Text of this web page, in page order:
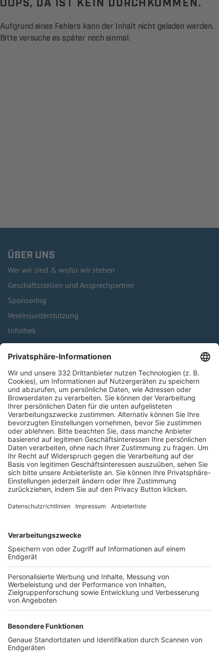
Aufgrund eines Fehlers kann der Inhalt nicht geladen werden.
Bitte versuche es später noch einmal.
ÜBER UNS
Wer wir sind & wofür wir stehen
Geschäftsstellen und Ansprechpartner
Sponsoring
Vereinsunterstützung
Infothek
Kontakt
HÄUFIG BESUCHTE SEITEN
Pässe und Vereinswechsel
Trainerausbildung
Schulungsangebot Vereinsmitarbeiter
BFV-Geschäftsstellen
Trainerbörse
Login SpielPlus
FOLGE DEM BFV
TOP-VEREINE
TOP-PARTNER